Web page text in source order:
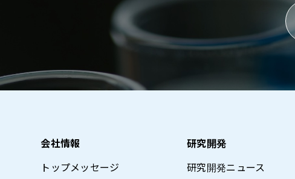
会社情報
トップメッセージ
研究開発
研究開発ニュース